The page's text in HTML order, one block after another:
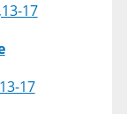
17
17